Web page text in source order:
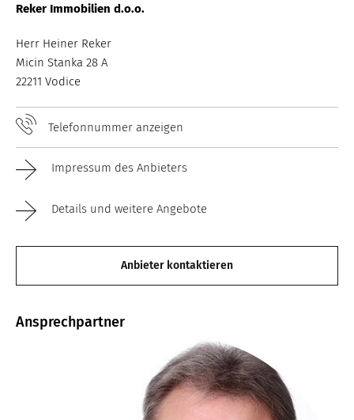
Reker Immobilien d.o.o.
Herr Heiner Reker
Micin Stanka 28 A
22211 Vodice
Telefonnummer anzeigen
Impressum des Anbieters
Details und weitere Angebote
Anbieter kontaktieren
Ansprechpartner